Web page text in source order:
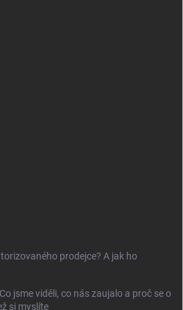
prodejce? A jak ho
jsme viděli, co nás zaujalo a proč se o
si myslíte